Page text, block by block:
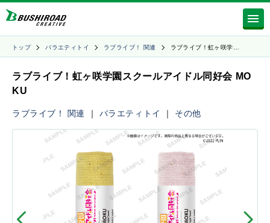
トップ バラエティトイ ラブライブ！ 関連 ラブライブ！虹ヶ咲学…
ラブライブ！虹ヶ咲学園スクールアイドル同好会 MO
KU
ラブライブ！ 関連 ｜ バラエティトイ ｜ その他